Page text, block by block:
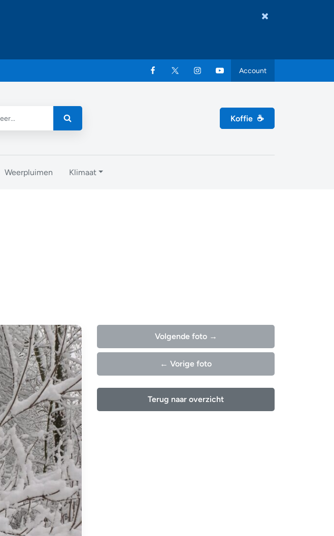
Account
Koffie ☕
Weerpluimen Klimaat
Volgende foto →
← Vorige foto
Terug naar overzicht